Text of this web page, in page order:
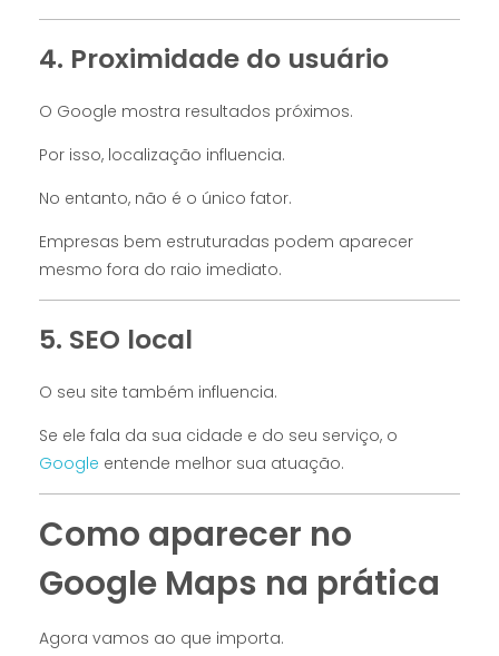
4. Proximidade do usuário
O Google mostra resultados próximos.
Por isso, localização influencia.
No entanto, não é o único fator.
Empresas bem estruturadas podem aparecer
mesmo fora do raio imediato.
5. SEO local
O seu site também influencia.
Se ele fala da sua cidade e do seu serviço, o
Google entende melhor sua atuação.
Como aparecer no
Google Maps na prática
Agora vamos ao que importa.